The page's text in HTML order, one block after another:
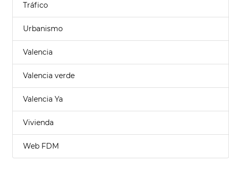
Tráfico
Urbanismo
Valencia
Valencia verde
Valencia Ya
Vivienda
Web FDM